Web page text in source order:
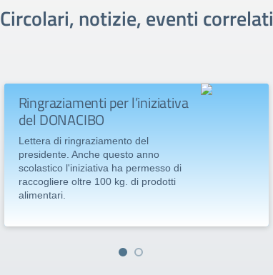
Circolari, notizie, eventi correlati
Ringraziamenti per l’iniziativa
del DONACIBO
Lettera di ringraziamento del
presidente. Anche questo anno
scolastico l'iniziativa ha permesso di
raccogliere oltre 100 kg. di prodotti
alimentari.